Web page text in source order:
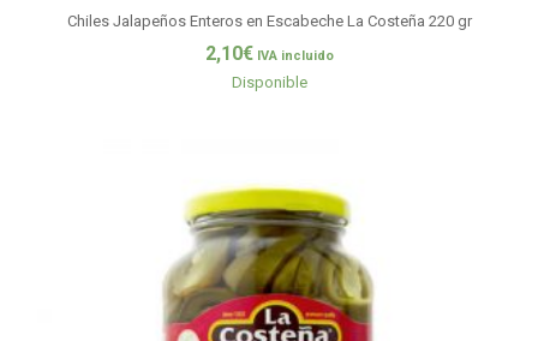
Chiles Jalapeños Enteros en Escabeche La Costeña 220 gr
2,10€ IVA incluido
Disponible